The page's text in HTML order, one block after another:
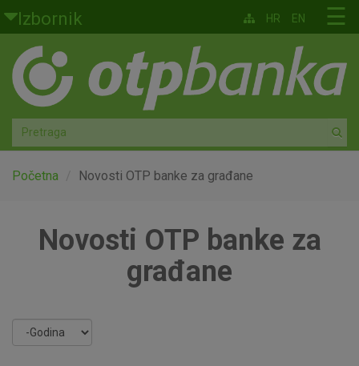
Skoči na glavni sadržaj
Izbornik
Građani
Privatno bankarstvo
Agro
Mala poduzeća i obrtnici
Globalna tržišta
O nama
☰
HR EN
Početna Novosti OTP banke za građane
Novosti OTP banke za
građane
Year